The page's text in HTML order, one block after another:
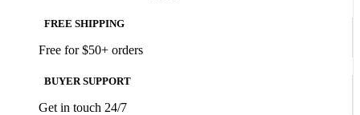
FREE SHIPPING
Free for $50+ orders
BUYER SUPPORT
Get in touch 24/7